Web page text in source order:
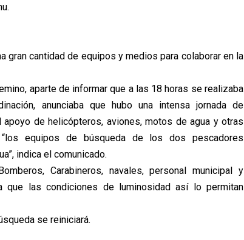
gran cantidad de equipos y medios para colaborar en la
aparte de informar que a las 18 horas se realizaba
anunciaba que hubo una intensa jornada de
de helicópteros, aviones, motos de agua y otras
equipos de búsqueda de los dos pescadores
indica el comunicado.
Carabineros, navales, personal municipal y
que las condiciones de luminosidad así lo permitan
se reiniciará.